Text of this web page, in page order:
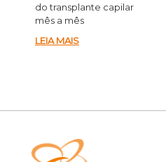
do transplante capilar
mês a mês
LEIA MAIS